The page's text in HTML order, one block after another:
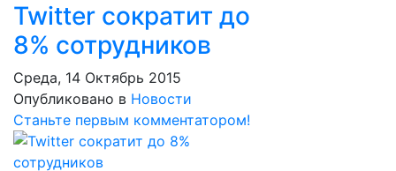
Twitter сократит до
8% сотрудников
Среда, 14 Октябрь 2015
Опубликовано в Новости
Станьте первым комментатором!